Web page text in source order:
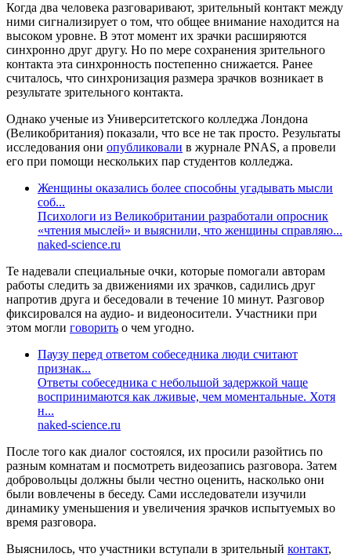
Когда два человека разговаривают, зрительный контакт между
ними сигнализирует о том, что общее внимание находится на
высоком уровне. В этот момент их зрачки расширяются
синхронно друг другу. Но по мере сохранения зрительного
контакта эта синхронность постепенно снижается. Ранее
считалось, что синхронизация размера зрачков возникает в
результате зрительного контакта.
Однако ученые из Университетского колледжа Лондона
(Великобритания) показали, что все не так просто. Результаты
исследования они опубликовали в журнале PNAS, а провели
его при помощи нескольких пар студентов колледжа.
Женщины оказались более способны угадывать мысли
соб...
Психологи из Великобритании разработали опросник
«чтения мыслей» и выяснили, что женщины справляю...
naked-science.ru
Те надевали специальные очки, которые помогали авторам
работы следить за движениями их зрачков, садились друг
напротив друга и беседовали в течение 10 минут. Разговор
фиксировался на аудио- и видеоносители. Участники при
этом могли говорить о чем угодно.
Паузу перед ответом собеседника люди считают
признак...
Ответы собеседника с небольшой задержкой чаще
воспринимаются как лживые, чем моментальные. Хотя
н...
naked-science.ru
После того как диалог состоялся, их просили разойтись по
разным комнатам и посмотреть видеозапись разговора. Затем
добровольцы должны были честно оценить, насколько они
были вовлечены в беседу. Сами исследователи изучили
динамику уменьшения и увеличения зрачков испытуемых во
время разговора.
Выяснилось, что участники вступали в зрительный контакт,